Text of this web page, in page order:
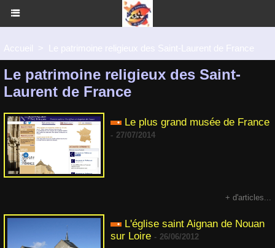
Le patrimoine religieux des Saint-
Laurent de France
Le plus grand musée de France
- 27/07/2014
+ d'articles...
L'église saint Aignan de Nouan
sur Loire - 26/06/2012